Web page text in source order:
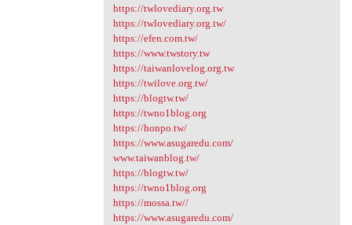
https://twlovediary.org.tw
https://twlovediary.org.tw/
https://efen.com.tw/
https://www.twstory.tw
https://taiwanlovelog.org.tw
https://twilove.org.tw/
https://blogtw.tw/
https://twno1blog.org
https://honpo.tw/
https://www.asugaredu.com/
www.taiwanblog.tw/
https://blogtw.tw/
https://twno1blog.org
https://mossa.tw//
https://www.asugaredu.com/